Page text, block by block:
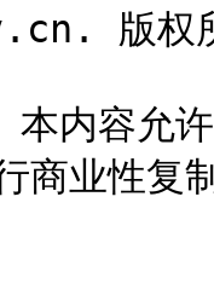
版权
内容允